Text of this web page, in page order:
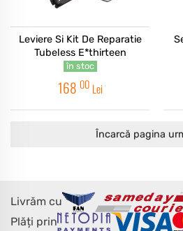
Leviere Si Kit De Reparatie
Tubeless E*thirteen
în stoc
168 00 Lei
Încarcă pagina
Livrăm cu
Plăți prin